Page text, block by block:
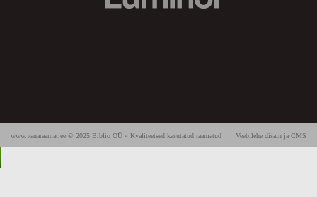
Veebilehe disain ja CMS
www.vanaraamat.ee © 2025 Biblio OÜ » Kvaliteetsed kasutatud raamatud